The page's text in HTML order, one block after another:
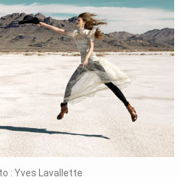
: Yves Lavallette